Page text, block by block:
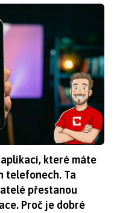
které máte
telefonech. Ta
přestanou
Proč je dobré